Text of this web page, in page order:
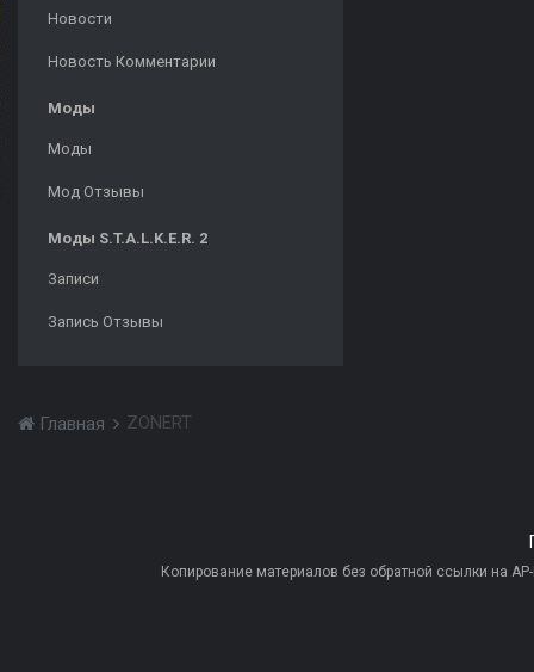
Новости
Новость Комментарии
Моды
Моды
Мод Отзывы
Моды S.T.A.L.K.E.R. 2
Записи
Запись Отзывы
Главная ZONERT
Копирование материалов без обратной ссылки на